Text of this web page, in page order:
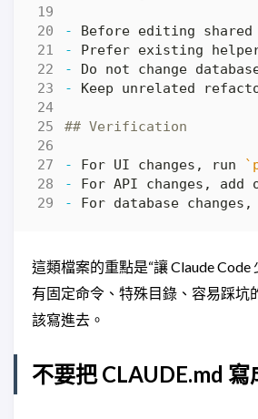
-
-
Prefer existing
-
-
- For UI changes, run
-
-
這類檔案的重點是“讓 Claude Code
有固定命令、特殊目錄、容易踩坑
該寫進去。
不要把 CLAUDE.md 寫